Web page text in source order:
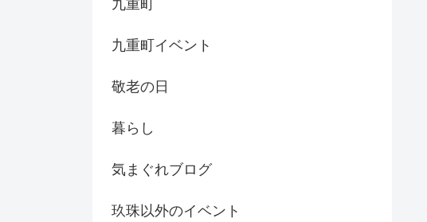
九重町
九重町イベント
敬老の日
暮らし
気まぐれブログ
玖珠以外のイベント